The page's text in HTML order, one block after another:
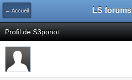
← Accueil LS forums
Profil de S3ponot